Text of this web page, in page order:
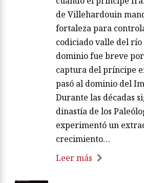
de Villehardouin
fortaleza para
codiciado valle del río
dominio fue breve
captura del príncipe
pasó al dominio del
Durante las décadas
dinastía de los
experimentó un
crecimiento…
Leer más